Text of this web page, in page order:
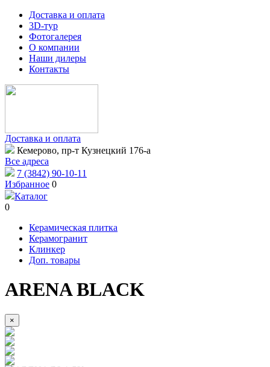
Доставка и оплата
3D-тур
Фотогалерея
О компании
Наши дилеры
Контакты
Доставка и оплата
Кемерово, пр-т Кузнецкий 176-а
Все адреса
7 (3842) 90-10-11
Избранное 0
Каталог
0
Керамическая плитка
Керамогранит
Клинкер
Доп. товары
ARENA BLACK
×